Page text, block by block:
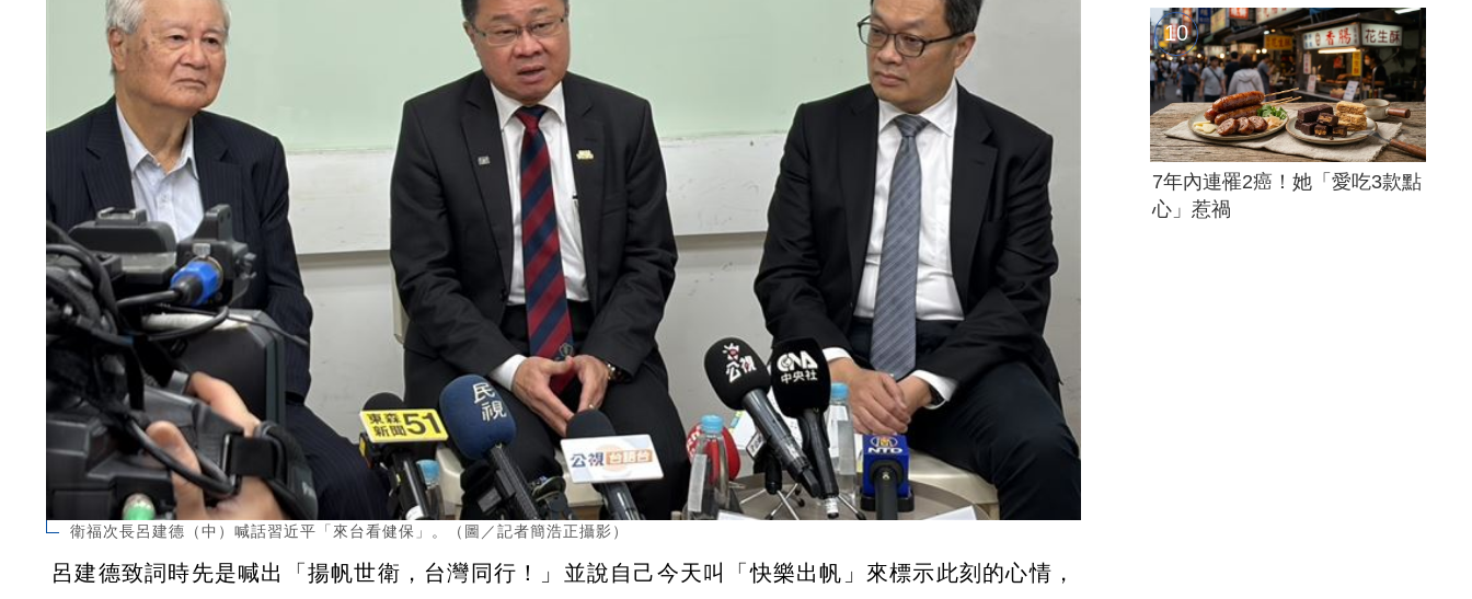
衛福次長呂建德（中）喊話習近平「來台看健保」。（圖／記者簡浩正攝影）
呂建德致詞時先是喊出「揚帆世衛，台灣同行！」並說自己今天叫「快樂出帆」來標示此刻的心情，
7年內連罹2癌！她「愛吃3款點
心」惹禍